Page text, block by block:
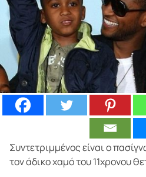
Συντετριμμένος είναι ο
τον άδικο χαμό του 11χρονου